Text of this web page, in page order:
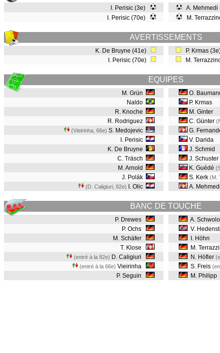
I. Perisic (3e)
I. Perisic (70e)
A.
M.
AVERTISSEMENTS
K. De Bruyne (41e)
I. Perisic (70e)
P. Krmas
M.
EQUIPES
M. Grün
Naldo
R. Knoche
R. Rodriguez
(Vieirinha, 66e) S. Medojevic
I. Perisic
K. De Bruyne
C. Träsch
M. Arnold
J. Polák
(D. Caligiuri, 82e) I. Olic
O.
P. Krmas
M. Ginter
C. Günter
G.
V. Darida
J. Schmid
J. Schuster
K. Guédé
S. Kerk (M.
A.
BANC DE TOUCHE
P. Drewes
P. Ochs
M. Schäfer
T. Klose
(entré à la 82e) D. Caligiuri
(entré à la 66e) Vieirinha
P. Seguin
A.
V.
I. Höhn
M.
N. Höfler
S. Freis
M. Philipp